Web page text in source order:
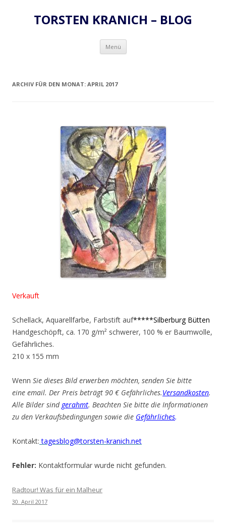
TORSTEN KRANICH – BLOG
Menü Zum
springen
ARCHIV FÜR DEN MONAT: APRIL 2017
Verkauft
Schellack, Aquarellfarbe, Farbstift auf*****Silberburg Bütten
Handgeschöpft, ca. 170 g/m² schwerer, 100 % er Baumwolle,
Gefährliches.
210 x 155 mm
Wenn Sie dieses Bild erwerben möchten, senden Sie bitte
eine email. Der Preis beträgt 90 € Gefährliches.Versandkosten.
Alle Bilder sind gerahmt. Beachten Sie bitte die Informationen
zu den Verkaufsbedingungen sowie die Gefährliches.
Kontakt: tagesblog@torsten-kranich.net
Fehler: Kontaktformular wurde nicht gefunden.
Radtour! Was für ein Malheur
30. April 2017